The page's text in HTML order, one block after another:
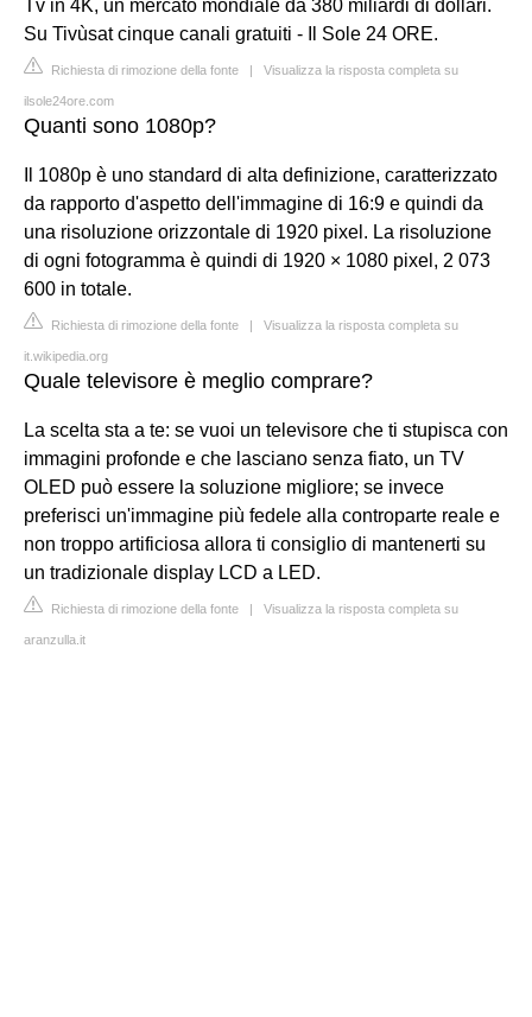
Tv in 4K, un mercato mondiale da 380 miliardi di dollari.
Su Tivùsat cinque canali gratuiti - Il Sole 24 ORE.
Richiesta di rimozione della fonte | Visualizza la risposta completa su
ilsole24ore.com
Quanti sono 1080p?
Il 1080p è uno standard di alta definizione, caratterizzato
da rapporto d'aspetto dell'immagine di 16:9 e quindi da
una risoluzione orizzontale di 1920 pixel. La risoluzione
di ogni fotogramma è quindi di 1920 × 1080 pixel, 2 073
600 in totale.
Richiesta di rimozione della fonte | Visualizza la risposta completa su
it.wikipedia.org
Quale televisore è meglio comprare?
La scelta sta a te: se vuoi un televisore che ti stupisca con
immagini profonde e che lasciano senza fiato, un TV
OLED può essere la soluzione migliore; se invece
preferisci un'immagine più fedele alla controparte reale e
non troppo artificiosa allora ti consiglio di mantenerti su
un tradizionale display LCD a LED.
Richiesta di rimozione della fonte | Visualizza la risposta completa su
aranzulla.it